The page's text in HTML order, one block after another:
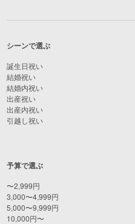
シーンで選ぶ
誕生日祝い
結婚祝い
結婚内祝い
出産祝い
出産内祝い
引越し祝い
予算で選ぶ
〜2,999円
3,000〜4,999円
5,000〜9,999円
10,000円〜